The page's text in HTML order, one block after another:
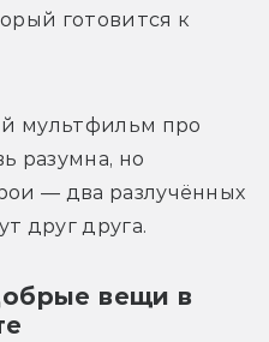
готовится к
мультфильм про
разумна, но
— два разлучённых
друг друга.
вещи в